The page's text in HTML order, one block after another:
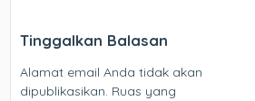
Tinggalkan Balasan
Alamat email Anda tidak akan
dipublikasikan. Ruas yang